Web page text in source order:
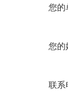
您的
您的
联系